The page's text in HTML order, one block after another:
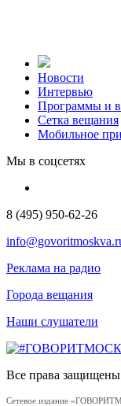
Новости
Интервью
Программы и
Сетка вещания
Мобильное
Мы в соцсетях
8 (495) 950-62-26
Реклама на радио
Города вещания
Наши слушатели
Все права
Сетевое издание